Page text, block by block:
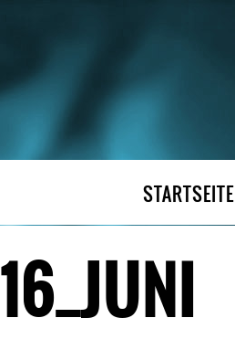
STARTSEITE
16_JUNI